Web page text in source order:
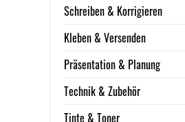
Schreiben & Korrigieren
Kleben & Versenden
Präsentation & Planung
Technik & Zubehör
Tinte & Toner